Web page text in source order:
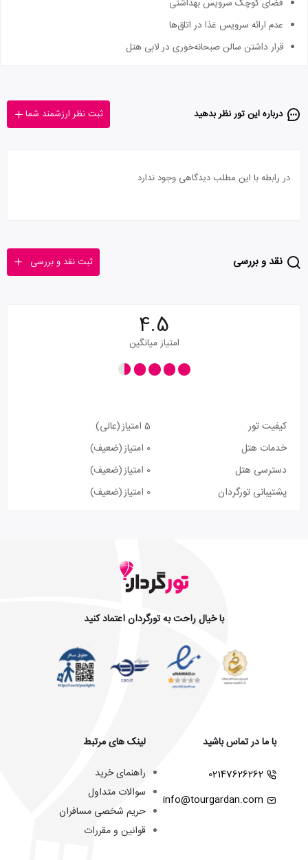
فضای کوچک سرویس بهداشتی
عدم ارائه سرویس غذا در اتاق‌ها
قرار داشتن سالن صبحانه‌خوری در لابی هتل
درباره این تور‌ نظر بدهید ثبت نظر ارزشمند شما
در رابطه با این مطلب دیدگاهی وجود ندارد
نقد و بررسی ثبت نقد و بررسی
4.5
امتیاز میانگین
کیفیت تور 5 امتیاز
(عالی)
خدمات هتل
0 امتیاز
(ضعیف)
دسترسی هتل
0 امتیاز
(ضعیف)
پشتیبانی تورگردان
0 امتیاز (ضعیف)
با خیال راحت به تورگردان اعتماد کنید
با ما در تماس باشید
02147626262
info@tourgardan.com
لینک های مرتبط
راهنمای خرید
سوالات متداول
حریم شخصی مسافران
قوانین و مقررات